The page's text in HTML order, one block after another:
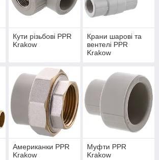
Кути різьбові PPR
Krakow
Крани шарові та
вентелі PPR
Krakow
Американки PPR
Krakow
Муфти PPR
Krakow